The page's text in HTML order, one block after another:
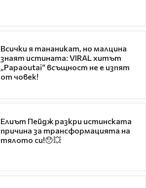
Всички я тананикат, но малцина
знаят истината: VIRAL хитът
„Papaoutai“ всъщност не е изпят
от човек!
Елиът Пейдж разкри истинската
причина за трансформацията на
тялото си!😯💥